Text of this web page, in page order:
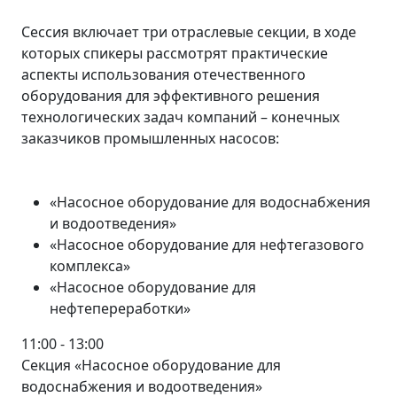
Сессия включает три отраслевые секции, в ходе
которых спикеры рассмотрят практические
аспекты использования отечественного
оборудования для эффективного решения
технологических задач компаний – конечных
заказчиков промышленных насосов:
«Насосное оборудование для водоснабжения
и водоотведения»
«Насосное оборудование для нефтегазового
комплекса»
«Насосное оборудование для
нефтепереработки»
11:00 - 13:00
Секция «Насосное оборудование для
водоснабжения и водоотведения»